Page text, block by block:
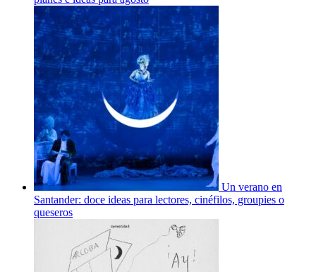
Un verano en
Santander: doce ideas para lectores, cinéfilos, groupies o
queseros